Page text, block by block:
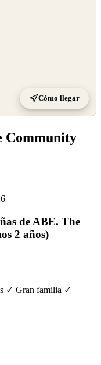
Cómo llegar
Community
de ABE. The
2 años)
✓ Gran familia ✓